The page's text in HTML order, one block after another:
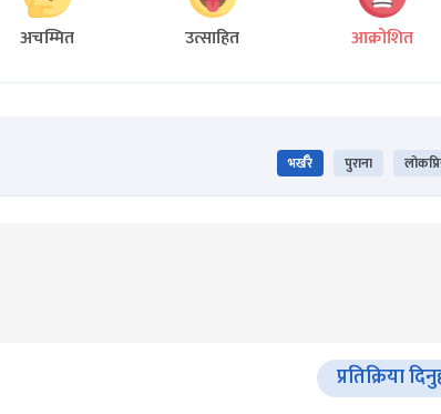
अचम्मित उत्साहित आक्रोशित
भर्खरै पुराना
प्रतिक्रिया